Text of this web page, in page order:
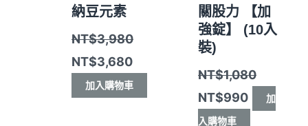
納豆元素
NT$3,980
NT$3,680
加入購物車
關股力 【加
強錠】 (10入
裝)
NT$1,080
NT$990 加
入購物車